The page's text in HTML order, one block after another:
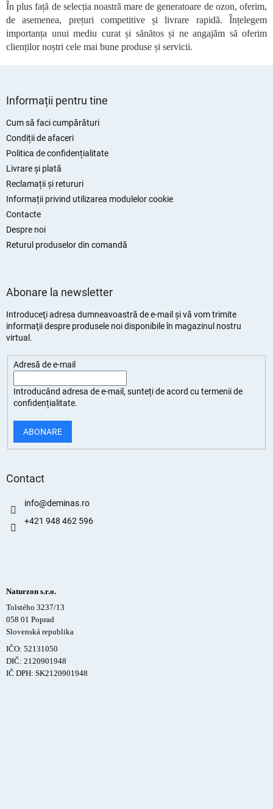
t
ă
r
i
În plus față de selecția noastră mare de generatoare de ozon, oferim,
de asemenea, prețuri competitive și livrare rapidă. Înțelegem
importanța unui mediu curat și sănătos și ne angajăm să oferim
clienților noștri cele mai bune produse și servicii.
Informații pentru tine
Cum să faci cumpărături
Condiții de afaceri
Politica de confidențialitate
Livrare și plată
Reclamații și retururi
Informații privind utilizarea modulelor cookie
Contacte
Despre noi
Returul produselor din comandă
Abonare la newsletter
Introduceţi adresa dumneavoastră de e-mail şi vă vom trimite
informaţii despre produsele noi disponibile în magazinul nostru
virtual.
Adresă de e-mail
Introducând adresa de e-mail, sunteți deacord cu termenii de
confidențialitate.
ABONARE
Contact
info@deminas.ro
+421 948 462 596
Naturzon s.r.o.
Tolstého 3237/13
058 01 Poprad
Slovenská republika
IČO: 52131050
DIČ: 2120901948
IČ DPH: SK2120901948